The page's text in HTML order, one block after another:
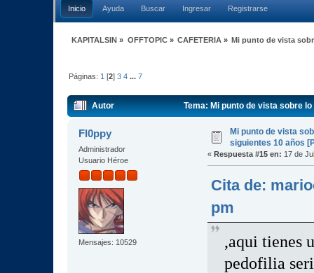
Inicio Ayuda Buscar Ingresar Registrarse
KAPITALSIN » OFFTOPIC» CAFETERIA» Mi punto de vista
Páginas: 1 [2]3 4 ...7
Autor Tema: Mi punto de vista sobre
Fl0ppy
Administrador
Usuario Héroe
Mensajes: 10529
Mi punto de vista
siguientes 10 años
« Respuesta #15 en: 17 de
Cita de:
pm
,aqui tienes
pedofilia